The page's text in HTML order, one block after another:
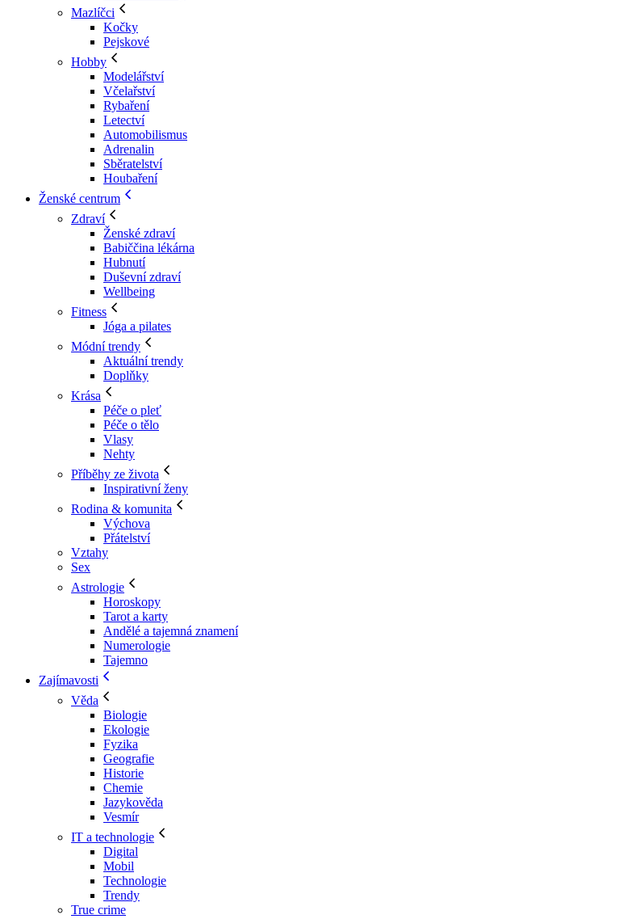
Mazlíčci
Kočky
Pejskové
Hobby
Modelářství
Včelařství
Rybaření
Letectví
Automobilismus
Adrenalin
Sběratelství
Houbaření
Ženské centrum
Zdraví
Ženské zdraví
Babiččina lékárna
Hubnutí
Duševní zdraví
Wellbeing
Fitness
Jóga a pilates
Módní trendy
Aktuální trendy
Doplňky
Krása
Péče o pleť
Péče o tělo
Vlasy
Nehty
Příběhy ze života
Inspirativní ženy
Rodina & komunita
Výchova
Přátelství
Vztahy
Sex
Astrologie
Horoskopy
Tarot a karty
Andělé a tajemná znamení
Numerologie
Tajemno
Zajímavosti
Věda
Biologie
Ekologie
Fyzika
Geografie
Historie
Chemie
Jazykověda
Vesmír
IT a technologie
Digital
Mobil
Technologie
Trendy
True crime